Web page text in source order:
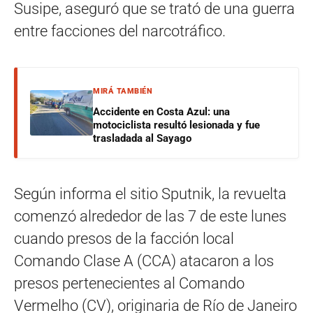
Susipe, aseguró que se trató de una guerra
entre facciones del narcotráfico.
MIRÁ TAMBIÉN
Accidente en Costa Azul: una
motociclista resultó lesionada y fue
trasladada al Sayago
Según informa el sitio Sputnik, la revuelta
comenzó alrededor de las 7 de este lunes
cuando presos de la facción local
Comando Clase A (CCA) atacaron a los
presos pertenecientes al Comando
Vermelho (CV), originaria de Río de Janeiro